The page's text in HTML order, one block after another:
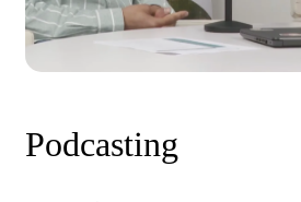
Podcasting